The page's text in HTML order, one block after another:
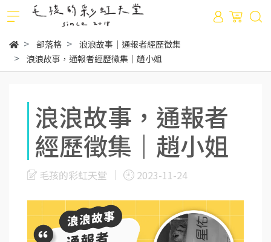
部落格
浪浪故事｜通報者經歷徵集
浪浪故事，通報者經歷徵集｜趙小姐
浪浪故事，通報者
經歷徵集｜趙小姐
毛孩的彩虹天堂 2023-11-24